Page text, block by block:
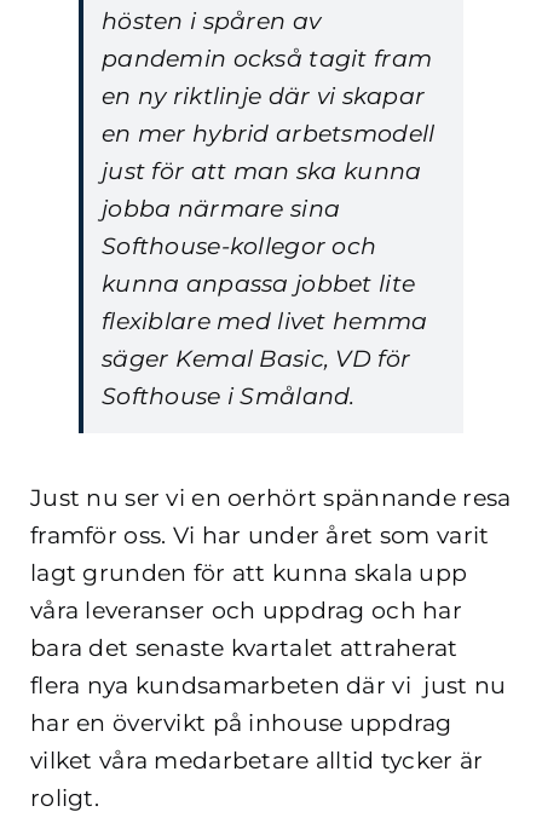
hösten i spåren av
pandemin också tagit fram
en ny riktlinje där vi skapar
en mer hybrid arbetsmodell
just för att man ska kunna
jobba närmare sina
Softhouse-kollegor och
kunna anpassa jobbet lite
flexiblare med livet hemma
säger Kemal Basic, VD för
Softhouse i Småland.
Just nu ser vi en oerhört spännande resa
framför oss. Vi har under året som varit
lagt grunden för att kunna skala upp
våra leveranser och uppdrag och har
bara det senaste kvartalet attraherat
flera nya kundsamarbeten där vi just nu
har en övervikt på inhouse uppdrag
vilket våra medarbetare alltid tycker är
roligt.